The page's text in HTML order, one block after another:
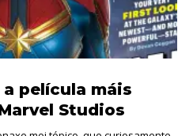
película máis
Studios